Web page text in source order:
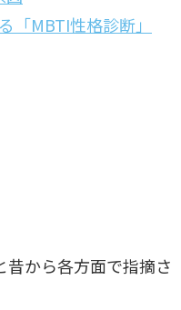
「MBTI性格診断」
から各方面で指摘さ